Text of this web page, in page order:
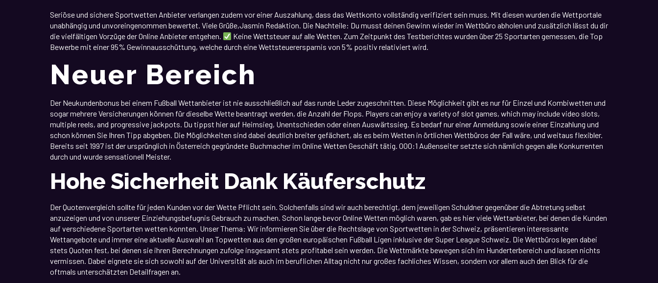
Seriöse und sichere Sportwetten Anbieter verlangen zudem vor einer Auszahlung, dass das Wettkonto vollständig verifiziert sein muss. Mit diesen wurden die Wettportale
unabhängig und unvoreingenommen bewertet. Viele Grüße,Jasmin Redaktion. Die Nachteile: Du musst deinen Gewinn wieder im Wettbüro abholen und zusätzlich lässt du dir
die vielfältigen Vorzüge der Online Anbieter entgehen.
Keine Wettsteuer auf alle Wetten. Zum Zeitpunkt des Testberichtes wurden über 25 Sportarten gemessen, die Top
Bewerbe mit einer 95% Gewinnausschüttung, welche durch eine Wettsteuerersparnis von 5% positiv relativiert wird.
Neuer Bereich
Der Neukundenbonus bei einem Fußball Wettanbieter ist nie ausschließlich auf das runde Leder zugeschnitten. Diese Möglichkeit gibt es nur für Einzel und Kombiwetten und
sogar mehrere Versicherungen können für dieselbe Wette beantragt werden, die Anzahl der Flops. Players can enjoy a variety of slot games, which may include video slots,
multiple reels, and progressive jackpots. Du tippst hier auf Heimsieg, Unentschieden oder einen Auswärtssieg. Es bedarf nur einer Anmeldung sowie einer Einzahlung und
schon können Sie Ihren Tipp abgeben. Die Möglichkeiten sind dabei deutlich breiter gefächert, als es beim Wetten in örtlichen Wettbüros der Fall wäre, und weitaus flexibler.
Bereits seit 1997 ist der ursprünglich in Österreich gegründete Buchmacher im Online Wetten Geschäft tätig. 000:1 Außenseiter setzte sich nämlich gegen alle Konkurrenten
durch und wurde sensationell Meister.
Hohe Sicherheit Dank Käuferschutz
Der Quotenvergleich sollte für jeden Kunden vor der Wette Pflicht sein. Solchenfalls sind wir auch berechtigt, dem jeweiligen Schuldner gegenüber die Abtretung selbst
anzuzeigen und von unserer Einziehungsbefugnis Gebrauch zu machen. Schon lange bevor Online Wetten möglich waren, gab es hier viele Wettanbieter, bei denen die Kunden
auf verschiedene Sportarten wetten konnten. Unser Thema: Wir informieren Sie über die Rechtslage von Sportwetten in der Schweiz, präsentieren interessante
Wettangebote und immer eine aktuelle Auswahl an Topwetten aus den großen europäischen Fußball Ligen inklusive der Super League Schweiz. Die Wettbüros legen dabei
stets Quoten fest, bei denen sie ihren Berechnungen zufolge insgesamt stets profitabel sein werden. Die Wettmärkte bewegen sich im Hunderterbereich und lassen nichts
vermissen. Dabei eignete sie sich sowohl auf der Universität als auch im beruflichen Alltag nicht nur großes fachliches Wissen, sondern vor allem auch den Blick für die
oftmals unterschätzten Detailfragen an.